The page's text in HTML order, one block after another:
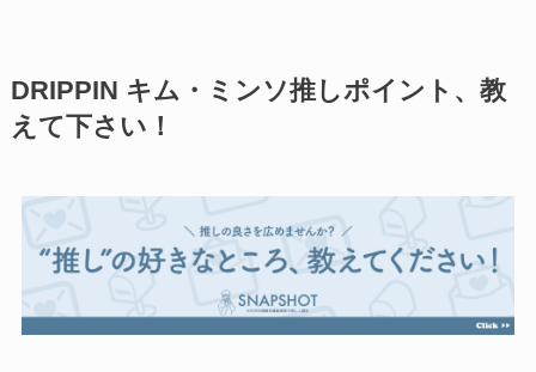
DRIPPIN キム・ミンソ推しポイント、教
えて下さい！